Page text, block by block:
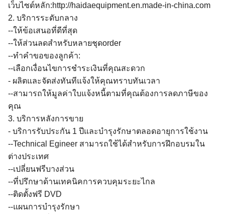
เว็บไซต์หลัก:http://haidaequipment.en.made-in-china.com
2. บริการระดับกลาง
--ให้ข้อเสนอที่ดีที่สุด
--ให้ส่วนลดสำหรับหลายชุดorder
--ทำคำขอของลูกค้า:
--เลือกเงื่อนไขการชำระเงินที่คุณสะดวก
- ผลิตและจัดส่งทันทีแจ้งให้คุณทราบทันเวลา
--สามารถให้มูลค่าใบแจ้งหนี้ตามที่คุณต้องการลดภาษีของ
คุณ
3. บริการหลังการขาย
- บริการรับประกัน 1 ปีและบำรุงรักษาตลอดอายุการใช้งาน
--Technical Egineer สามารถใช้ได้สำหรับการฝึกอบรมใน
ต่างประเทศ
--เปลี่ยนฟรีบางส่วน
--ที่ปรึกษาด้านเทคนิคการควบคุมระยะไกล
--ติดตั้งฟรี DVD
--แผนการบำรุงรักษา